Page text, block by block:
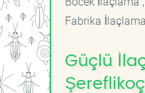
Fabrika İlaçlama
Güçlü